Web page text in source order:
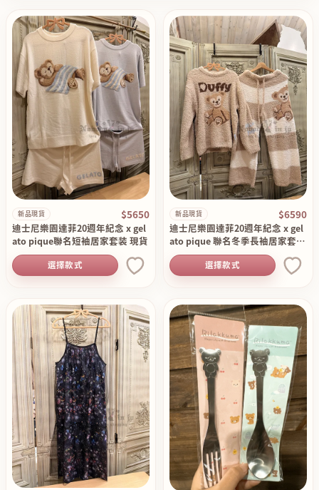
新品現貨 $5650
迪士尼樂園達菲20週年紀念 x gel
ato pique聯名短袖居家套装 現貨
選擇款式
新品現貨 $6590
迪士尼樂園達菲20週年紀念 x gel
ato pique 聯名冬季長袖居家套裝
組 現貨
選擇款式